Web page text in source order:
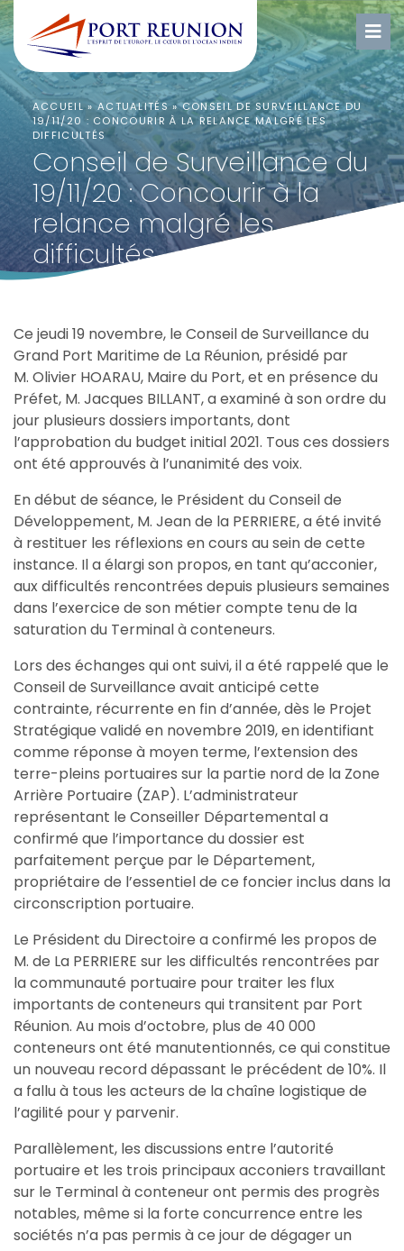
ACCUEIL»ACTUALITÉS »CONSEIL DE SURVEILLANCE DU
19/11/20 : CONCOURIR À LA RELANCE MALGRÉ LES
DIFFICULTÉS
Conseil de Surveillance du
19/11/20 : Concourir à la
relance malgré les
difficultés
Ce jeudi 19 novembre, le Conseil de Surveillance du
Grand Port Maritime de La Réunion, présidé par
M. Olivier HOARAU, Maire du Port, et en présence du
Préfet, M. Jacques BILLANT, a examiné à son ordre du
jour plusieurs dossiers importants, dont
l’approbation du budget initial 2021. Tous ces dossiers
ont été approuvés à l’unanimité des voix.
En début de séance, le Président du Conseil de
Développement, M. Jean de la PERRIERE, a été invité
à restituer les réflexions en cours au sein de cette
instance. Il a élargi son propos, en tant qu’acconier,
aux difficultés rencontrées depuis plusieurs semaines
dans l’exercice de son métier compte tenu de la
saturation du Terminal à conteneurs.
Lors des échanges qui ont suivi, il a été rappelé que le
Conseil de Surveillance avait anticipé cette
contrainte, récurrente en fin d’année, dès le Projet
Stratégique validé en novembre 2019, en identifiant
comme réponse à moyen terme, l’extension des
terre-pleins portuaires sur la partie nord de la Zone
Arrière Portuaire (ZAP). L’administrateur
représentant le Conseiller Départemental a
confirmé que l’importance du dossier est
parfaitement perçue par le Département,
propriétaire de l’essentiel de ce foncier inclus dans la
circonscription portuaire.
Le Président du Directoire a confirmé les propos de
M. de La PERRIERE sur les difficultés rencontrées par
la communauté portuaire pour traiter les flux
importants de conteneurs qui transitent par Port
Réunion. Au mois d’octobre, plus de 40 000
conteneurs ont été manutentionnés, ce qui constitue
un nouveau record dépassant le précédent de 10%. Il
a fallu à tous les acteurs de la chaîne logistique de
l’agilité pour y parvenir.
Parallèlement, les discussions entre l’autorité
portuaire et les trois principaux acconiers travaillant
sur le Terminal à conteneur ont permis des progrès
notables, même si la forte concurrence entre les
sociétés n’a pas permis à ce jour de dégager un